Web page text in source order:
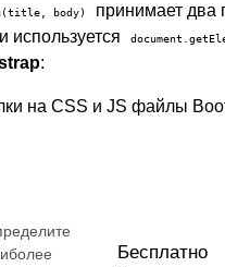
body)
принимает два
используется
:
на CSS и JS файлы
Бесплатно